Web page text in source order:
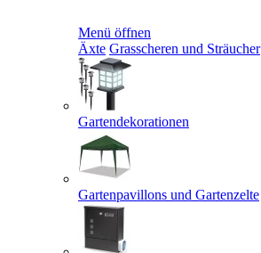
Menü öffnen
Äxte Grasscheren und Sträucher
Gartendekorationen
Gartenpavillons und Gartenzelte